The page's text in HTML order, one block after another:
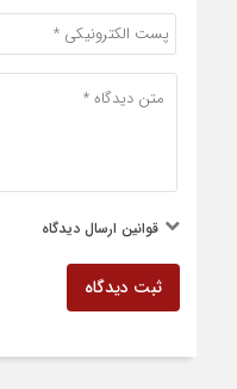
قوانین ارسال دیدگاه
ثبت دیدگاه